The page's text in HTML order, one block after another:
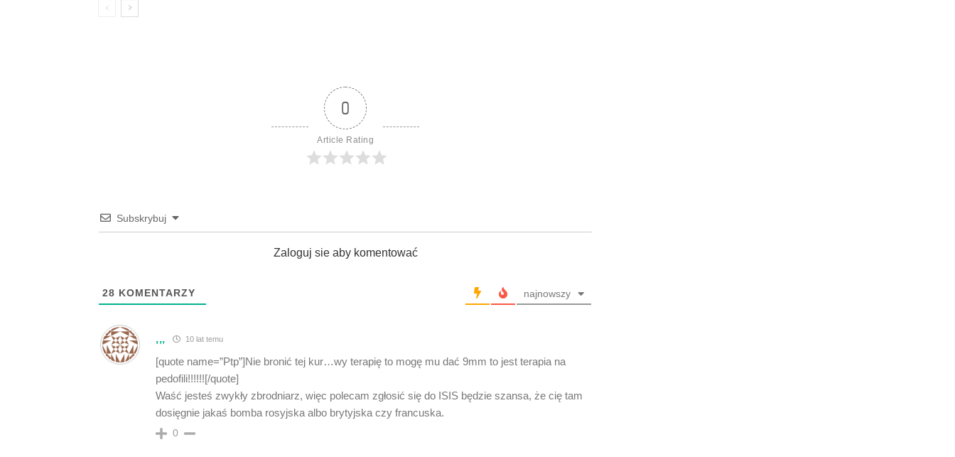
0
Article Rating
Subskrybuj
Zaloguj sie aby komentować
28 KOMENTARZY najnowszy
,,, 10 lat temu
[quote name=”Ptp”]Nie bronić tej kur…wy terapię to mogę mu dać 9mm to jest terapia na
pedofili!!!!!![/quote]
Waść jesteś zwykły zbrodniarz, więc polecam zgłosić się do ISIS będzie szansa, że cię tam
dosięgnie jakaś bomba rosyjska albo brytyjska czy francuska.
0